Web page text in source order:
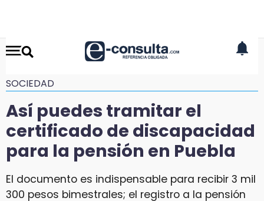
SOCIEDAD
Así puedes tramitar el
certificado de discapacidad
para la pensión en Puebla
El documento es indispensable para recibir 3 mil
300 pesos bimestrales; el registro a la pensión